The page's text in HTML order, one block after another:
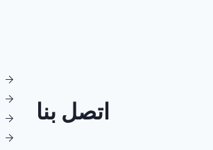
اتصل بنا